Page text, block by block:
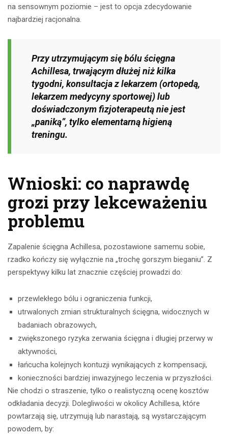
na sensownym poziomie – jest to opcja zdecydowanie
najbardziej racjonalna.
Przy utrzymującym się bólu ścięgna
Achillesa, trwającym dłużej niż kilka
tygodni, konsultacja z lekarzem (ortopedą,
lekarzem medycyny sportowej) lub
doświadczonym fizjoterapeutą nie jest
„paniką”, tylko elementarną higieną
treningu.
Wnioski: co naprawdę
grozi przy lekceważeniu
problemu
Zapalenie ścięgna Achillesa, pozostawione samemu sobie,
rzadko kończy się wyłącznie na „trochę gorszym bieganiu”. Z
perspektywy kilku lat znacznie częściej prowadzi do:
przewlekłego bólu i ograniczenia funkcji,
utrwalonych zmian strukturalnych ścięgna, widocznych w
badaniach obrazowych,
zwiększonego ryzyka zerwania ścięgna i długiej przerwy w
aktywności,
łańcucha kolejnych kontuzji wynikających z kompensacji,
konieczności bardziej inwazyjnego leczenia w przyszłości.
Nie chodzi o straszenie, tylko o realistyczną ocenę kosztów
odkładania decyzji. Dolegliwości w okolicy Achillesa, które
powtarzają się, utrzymują lub narastają, są wystarczającym
powodem, by: